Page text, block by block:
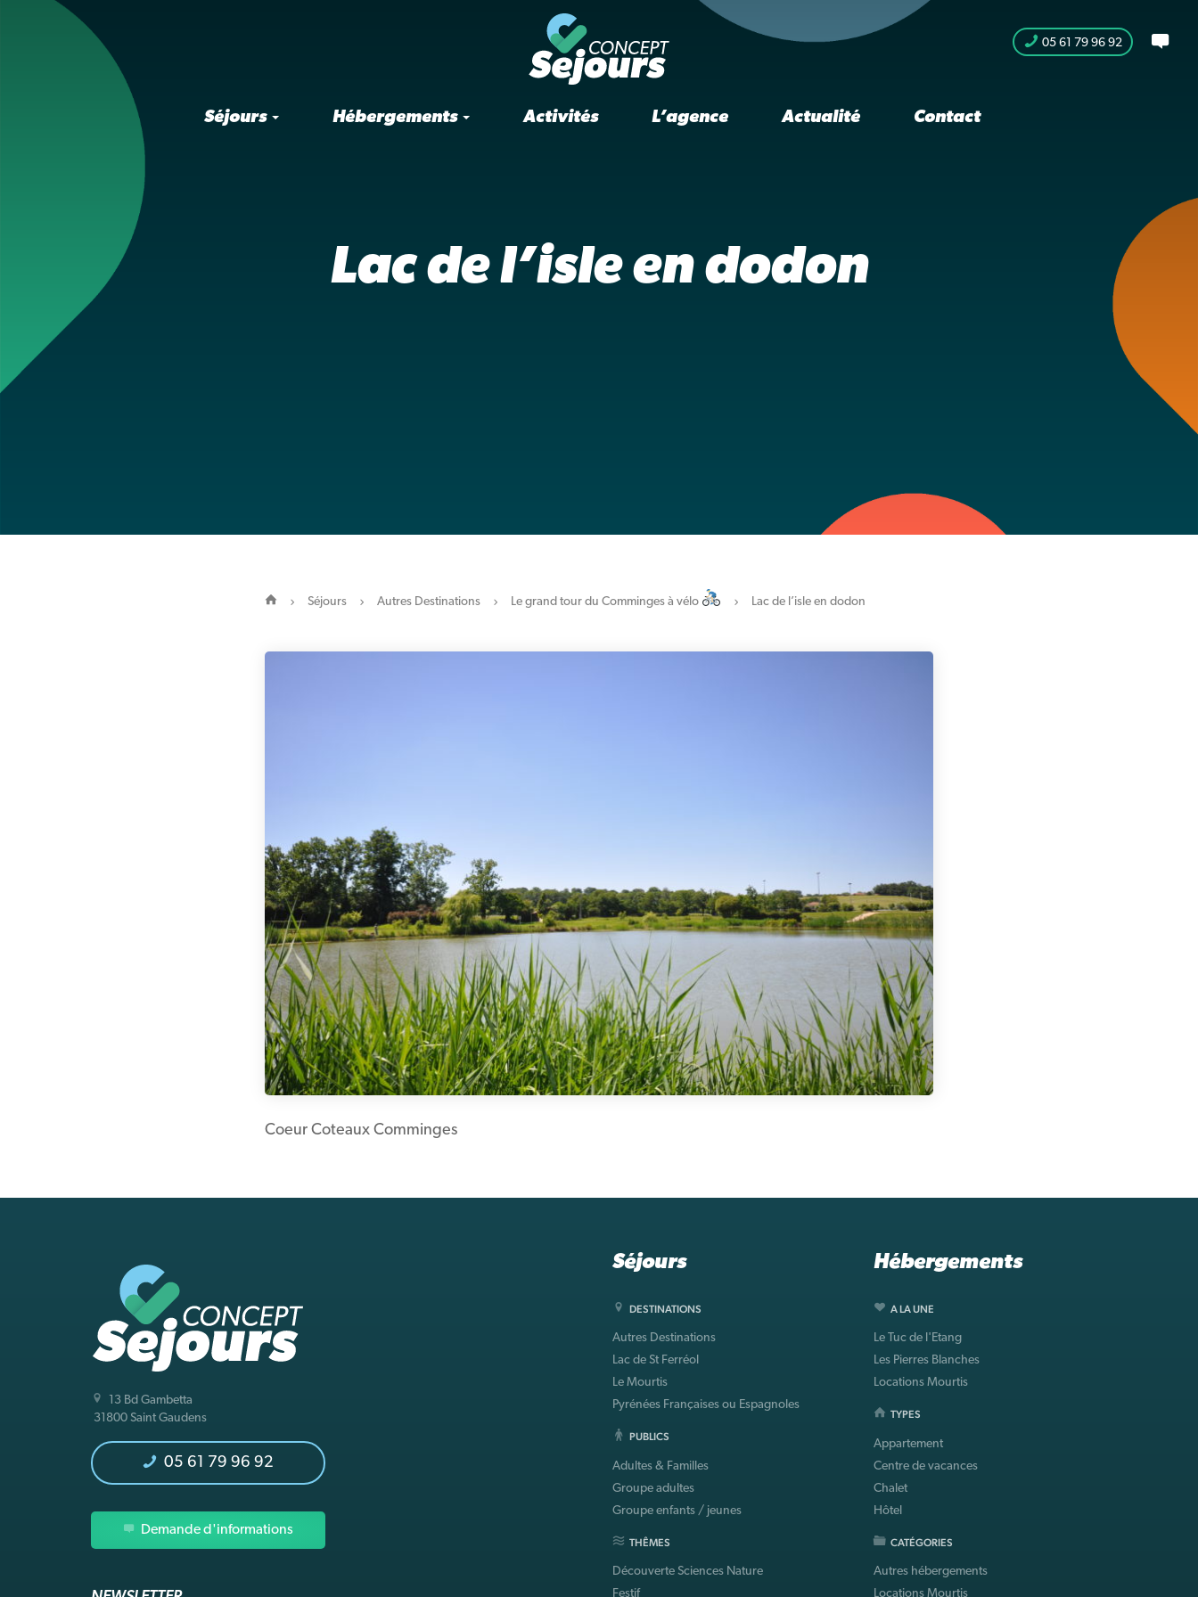
Séjours Hébergements Activités L’agence Actualité Contact
05 61 79 96 92
Lac de l’isle en dodon
Séjours Autres Destinations Le grand tour du Comminges à vélo Lac de l’isle en dodon
Coeur Coteaux Comminges
13 Bd Gambetta
31800 Saint Gaudens
05 61 79 96 92
Demande d'informations
Séjours
DESTINATIONS
Autres Destinations
Lac de St Ferréol
Le Mourtis
Pyrénées Françaises ou Espagnoles
PUBLICS
Adultes & Familles
Groupe adultes
Groupe enfants / jeunes
THÊMES
Découverte Sciences Nature
Festif
Hébergements
A LA UNE
Le Tuc de l'Etang
Les Pierres Blanches
Locations Mourtis
TYPES
Appartement
Centre de vacances
Chalet
Hôtel
CATÉGORIES
Autres hébergements
Locations Mourtis